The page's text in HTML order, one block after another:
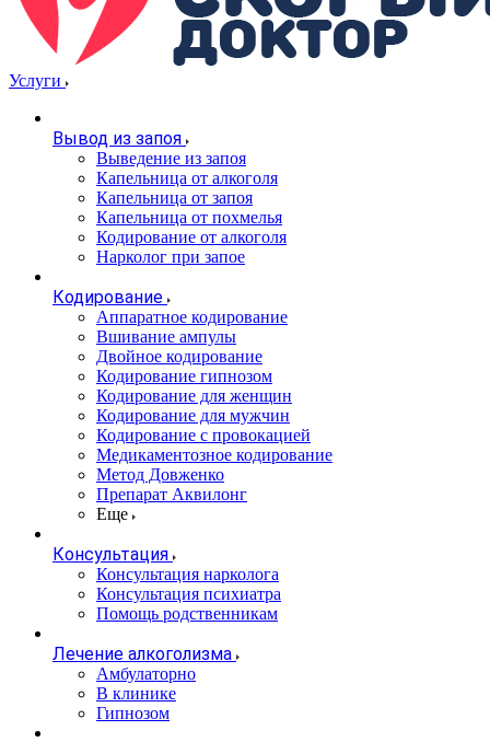
Услуги
Вывод из запоя
Выведение из запоя
Капельница от алкоголя
Капельница от запоя
Капельница от похмелья
Кодирование от алкоголя
Нарколог при запое
Кодирование
Аппаратное кодирование
Вшивание ампулы
Двойное кодирование
Кодирование гипнозом
Кодирование для женщин
Кодирование для мужчин
Кодирование с провокацией
Медикаментозное кодирование
Метод Довженко
Препарат Аквилонг
Еще
Консультация
Консультация нарколога
Консультация психиатра
Помощь родственникам
Лечение алкоголизма
Амбулаторно
В клинике
Гипнозом